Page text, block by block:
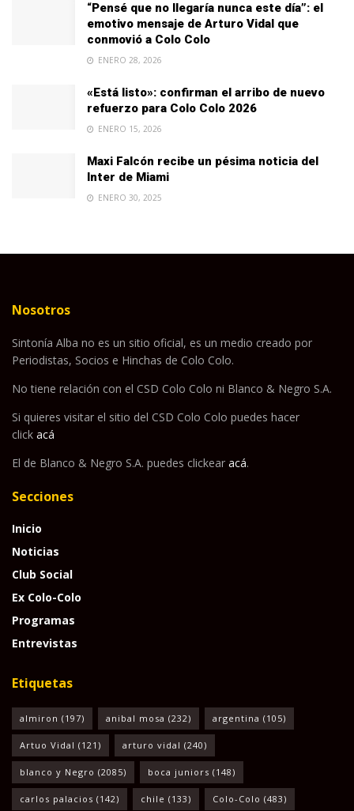
“Pensé que no llegaría nunca este día”: el
emotivo mensaje de Arturo Vidal que
conmovió a Colo Colo
ENERO 28, 2026
«Está listo»: confirman el arribo de nuevo
refuerzo para Colo Colo 2026
ENERO 15, 2026
Maxi Falcón recibe un pésima noticia del
Inter de Miami
ENERO 30, 2025
Nosotros
Sintonía Alba no es un sitio oficial, es un medio creado por
Periodistas, Socios e Hinchas de Colo Colo.
No tiene relación con el CSD Colo Colo ni Blanco & Negro S.A.
Si quieres visitar el sitio del CSD Colo Colo puedes hacer
click acá
El de Blanco & Negro S.A. puedes clickear acá.
Secciones
Inicio
Noticias
Club Social
Ex Colo-Colo
Programas
Entrevistas
Etiquetas
almiron (197) anibal mosa (232) argentina (105)
Artuo Vidal (121) arturo vidal (240)
blanco y Negro (2085) boca juniors (148)
carlos palacios (142) chile (133) Colo-Colo (483)